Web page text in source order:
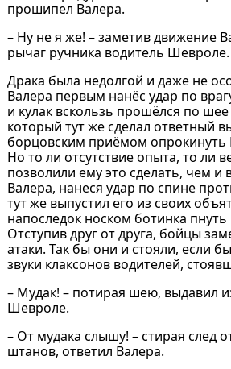
прошипел Валера.
– Ну не я же! – заметив движение
рычаг ручника водитель Шевроле.
Драка была недолгой и даже не
Валера первым нанёс удар по
и кулак вскользь прошёлся по
который тут же сделал ответный
борцовским приёмом опрокинуть
Но то ли отсутствие опыта, то ли
позволили ему это сделать, чем и
Валера, нанеся удар по спине
тут же выпустил его из своих
напоследок носком ботинка пнуть
Отступив друг от друга, бойцы
атаки. Так бы они и стояли, если
звуки клаксонов водителей,
– Мудак! – потирая шею, выдавил
Шевроле.
– От мудака слышу! – стирая след
штанов, ответил Валера.